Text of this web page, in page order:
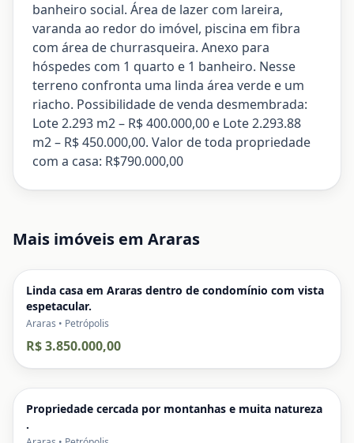
banheiro social. Área de lazer com lareira,
varanda ao redor do imóvel, piscina em fibra
com área de churrasqueira. Anexo para
hóspedes com 1 quarto e 1 banheiro. Nesse
terreno confronta uma linda área verde e um
riacho. Possibilidade de venda desmembrada:
Lote 2.293 m2 – R$ 400.000,00 e Lote 2.293.88
m2 – R$ 450.000,00. Valor de toda propriedade
com a casa: R$790.000,00
Mais imóveis em Araras
Linda casa em Araras dentro de condomínio com vista
espetacular.
Araras • Petrópolis
R$ 3.850.000,00
Propriedade cercada por montanhas e muita natureza
.